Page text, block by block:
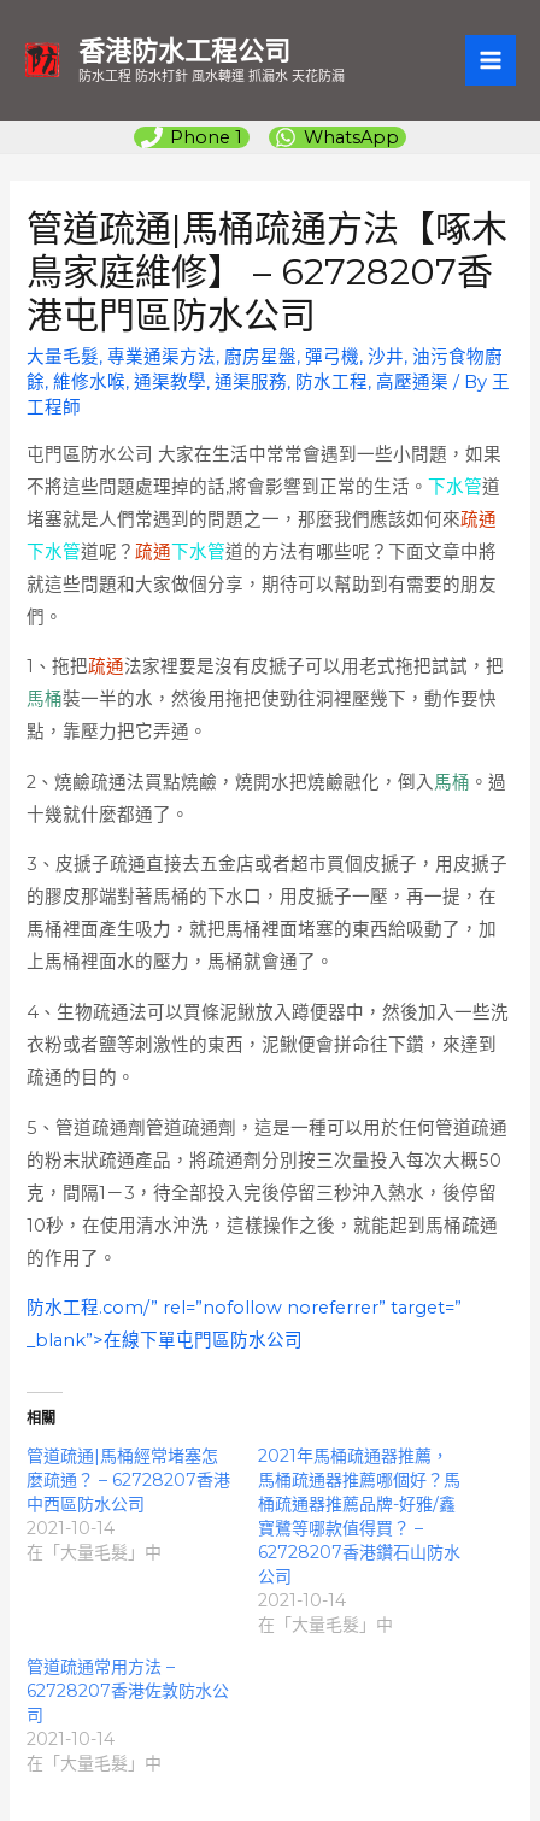
香港防水工程公司
防水工程 防水打針 風水轉運 抓漏水 天花防漏
Phone 1 WhatsApp
管道疏通|馬桶疏通方法【啄木
鳥家庭維修】 – 62728207香
港屯門區防水公司
大量毛髮,專業通渠方法, 廚房星盤,彈弓機,沙井,油污食物廚
餘,維修水喉,通渠教學,通渠服務, 防水工程,高壓通渠 / By 王
工程師
屯門區防水公司 大家在生活中常常會遇到一些小問題，如果
不將這些問題處理掉的話,將會影響到正常的生活。下水管道
堵塞就是人們常遇到的問題之一，那麼我們應該如何來疏通
下水管道呢？疏通下水管道的方法有哪些呢？下面文章中將
就這些問題和大家做個分享，期待可以幫助到有需要的朋友
們。
1、拖把疏通法家裡要是沒有皮搋子可以用老式拖把試試，把
馬桶裝一半的水，然後用拖把使勁往洞裡壓幾下，動作要快
點，靠壓力把它弄通。
2、燒鹼疏通法買點燒鹼，燒開水把燒鹼融化，倒入馬桶 。過
十幾就什麼都通了。
3、皮搋子疏通直接去五金店或者超市買個皮搋子，用皮搋子
的膠皮那端對著馬桶的下水口，用皮搋子一壓，再一提，在
馬桶裡面產生吸力，就把馬桶裡面堵塞的東西給吸動了，加
上馬桶裡面水的壓力，馬桶就會通了。
4、生物疏通法可以買條泥鰍放入蹲便器中，然後加入一些洗
衣粉或者鹽等刺激性的東西，泥鰍便會拼命往下鑽，來達到
疏通的目的。
5、管道疏通劑管道疏通劑，這是一種可以用於任何管道疏通
的粉末狀疏通產品，將疏通劑分別按三次量投入每次大概50
克，間隔1－3，待全部投入完後停留三秒沖入熱水，後停留
10秒，在使用清水沖洗，這樣操作之後，就能起到馬桶疏通
的作用了。
防水工程.com/” rel=”nofollow noreferrer” target=”
_blank”>在線下單屯門區防水公司
相關
管道疏通|馬桶經常堵塞怎
麼疏通？ – 62728207香港
中西區防水公司
2021-10-14
在「大量毛髮」中
2021年馬桶疏通器推薦，
馬桶疏通器推薦哪個好？馬
桶疏通器推薦品牌-好雅/鑫
寶鷺等哪款值得買？ –
62728207香港鑽石山防水
公司
2021-10-14
在「大量毛髮」中
管道疏通常用方法 –
62728207香港佐敦防水公
司
2021-10-14
在「大量毛髮」中